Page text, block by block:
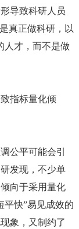
导致科研人员
真正做科研，以
人才，而不是做
指标量化倾
公平可能会引
发现，不少单
向于采用量化
平快”易见成效的
象，又制约了